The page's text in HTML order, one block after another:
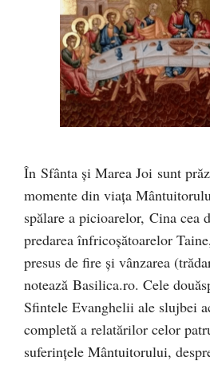
În Sfânta şi Marea Joi sunt
momente din viața
spălare a picioarelor, Cina cea
predarea înfricoşătoarelor
presus de fire şi vânzarea
notează Basilica.ro. Cele
Sfintele Evanghelii ale slujbei
completă a relatărilor celor
suferinţele Mântuitorului,